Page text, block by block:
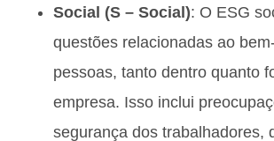
Social (S – Social): O ESG
questões relacionadas ao
pessoas, tanto dentro quanto
empresa. Isso inclui
segurança dos trabalhadores,